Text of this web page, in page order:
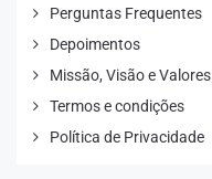
Perguntas Frequentes
Depoimentos
Missão, Visão e Valores
Termos e condições
Política de Privacidade